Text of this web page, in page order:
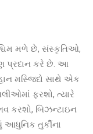
મળે છે, સંસ્કૃતિઓ,
પ્રદાન કરે છે. આ
મસ્જિદો સાથે એક
ફરશો, ત્યારે
કરશો, બિઝન્ટાઇન
તુર્કીના